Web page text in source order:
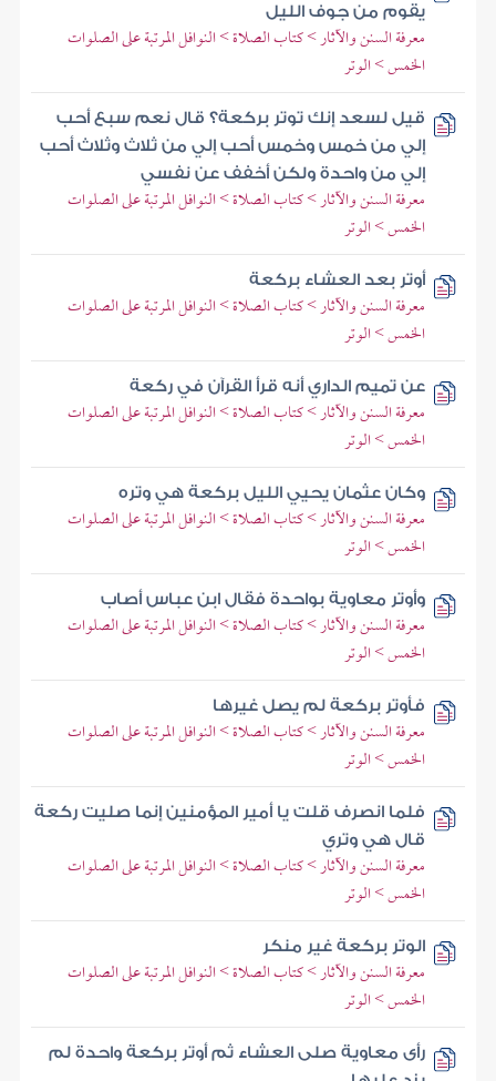
يقوم من جوف الليل
معرفة السنن والآثار > كتاب الصلاة > النوافل المرتبة على الصلوات
الخمس > الوتر
قيل لسعد إنك توتر بركعة؟ قال نعم سبع أحب
إلي من خمس وخمس أحب إلي من ثلاث وثلاث أحب
إلي من واحدة ولكن أخفف عن نفسي
معرفة السنن والآثار > كتاب الصلاة > النوافل المرتبة على الصلوات
الخمس > الوتر
أوتر بعد العشاء بركعة
معرفة السنن والآثار > كتاب الصلاة > النوافل المرتبة على الصلوات
الخمس > الوتر
عن تميم الداري أنه قرأ القرآن في ركعة
معرفة السنن والآثار > كتاب الصلاة > النوافل المرتبة على الصلوات
الخمس > الوتر
وكان عثمان يحيي الليل بركعة هي وتره
معرفة السنن والآثار > كتاب الصلاة > النوافل المرتبة على الصلوات
الخمس > الوتر
وأوتر معاوية بواحدة فقال ابن عباس أصاب
معرفة السنن والآثار > كتاب الصلاة > النوافل المرتبة على الصلوات
الخمس > الوتر
فأوتر بركعة لم يصل غيرها
معرفة السنن والآثار > كتاب الصلاة > النوافل المرتبة على الصلوات
الخمس > الوتر
فلما انصرف قلت يا أمير المؤمنين إنما صليت ركعة
قال هي وتري
معرفة السنن والآثار > كتاب الصلاة > النوافل المرتبة على الصلوات
الخمس > الوتر
الوتر بركعة غير منكر
معرفة السنن والآثار > كتاب الصلاة > النوافل المرتبة على الصلوات
الخمس > الوتر
رأى معاوية صلى العشاء ثم أوتر بركعة واحدة لم